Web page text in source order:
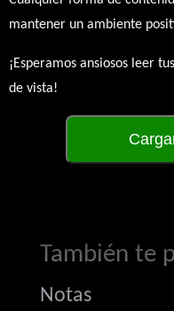
mantener un ambiente
¡Esperamos ansiosos leer
de vista!
También te
Notas